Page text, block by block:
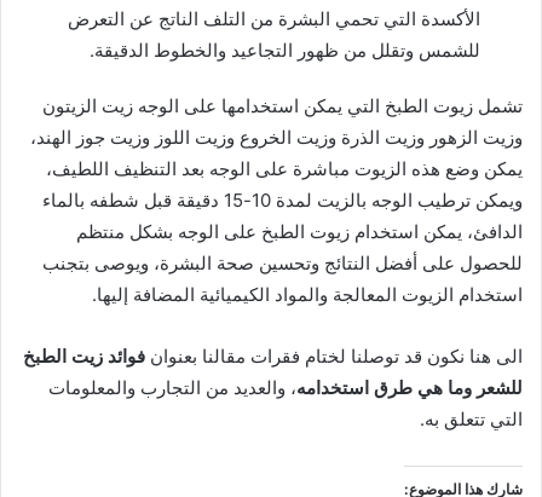
الأكسدة التي تحمي البشرة من التلف الناتج عن التعرض
للشمس وتقلل من ظهور التجاعيد والخطوط الدقيقة.
تشمل زيوت الطبخ التي يمكن استخدامها على الوجه زيت الزيتون
وزيت الزهور وزيت الذرة وزيت الخروع وزيت اللوز وزيت جوز الهند،
يمكن وضع هذه الزيوت مباشرة على الوجه بعد التنظيف اللطيف،
ويمكن ترطيب الوجه بالزيت لمدة 10-15 دقيقة قبل شطفه بالماء
الدافئ، يمكن استخدام زيوت الطبخ على الوجه بشكل منتظم
للحصول على أفضل النتائج وتحسين صحة البشرة، ويوصى بتجنب
استخدام الزيوت المعالجة والمواد الكيميائية المضافة إليها.
الى هنا نكون قد توصلنا لختام فقرات مقالنا بعنوان فوائد زيت الطبخ
للشعر وما هي طرق استخدامه، والعديد من التجارب والمعلومات
التي تتعلق به.
شارك هذا الموضوع: